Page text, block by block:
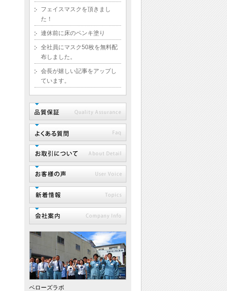
フェイスマスクを頂きまし
た！
連休前に床のペンキ塗り
全社員にマスク50枚を無料配
布しました。
会長が嬉しい記事をアップし
ています。
ベローズラボ